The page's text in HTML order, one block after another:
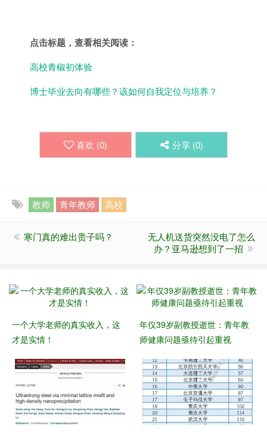
点击标题，查看相关阅读：
高校青椒初体验
博士毕业去向有哪些？该如何自我定位与培养？
喜欢 (0) 分享 (0)
教师 青年教师 高校
寒门真的难出贵子吗？
无人机送货突然没电了怎么
办？亚马逊想到了一招
一个大学老师的真实收入，这
才是实情！
年仅39岁副教授逝世：青年教
师健康问题亟待引起重视